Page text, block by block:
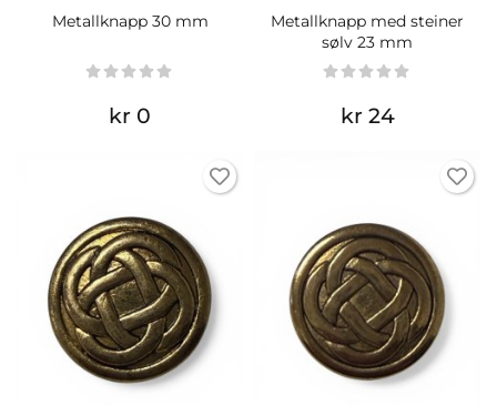
Metallknapp 30 mm
kr 0
Metallknapp med steiner
sølv 23 mm
kr 24